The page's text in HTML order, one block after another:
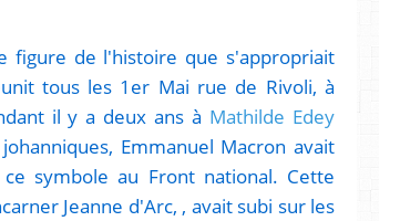
figure de l'histoire que s'appropriait
tous les 1er Mai rue de Rivoli, à
il y a deux ans à Mathilde Edey
Emmanuel Macron avait
symbole au Front national. Cette
Jeanne d'Arc, , avait subi sur les